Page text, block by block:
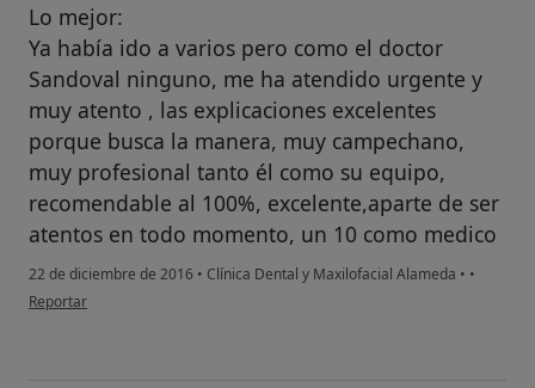
Lo mejor:
Ya había ido a varios pero como el doctor
Sandoval ninguno, me ha atendido urgente y
muy atento , las explicaciones excelentes
porque busca la manera, muy campechano,
muy profesional tanto él como su equipo,
recomendable al 100%, excelente,aparte de ser
atentos en todo momento, un 10 como medico
22 de diciembre de 2016 • Clínica Dental y Maxilofacial Alameda • •
en opinión del usuario Cuenta eliminada
Reportar